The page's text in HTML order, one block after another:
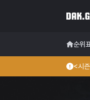
순위
<시